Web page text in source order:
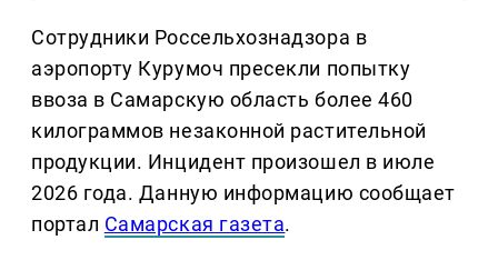
Сотрудники Россельхознадзора в
аэропорту Курумоч пресекли попытку
ввоза в Самарскую область более 460
килограммов незаконной растительной
продукции. Инцидент произошел в июле
2026 года. Данную информацию сообщает
портал Самарская газета.